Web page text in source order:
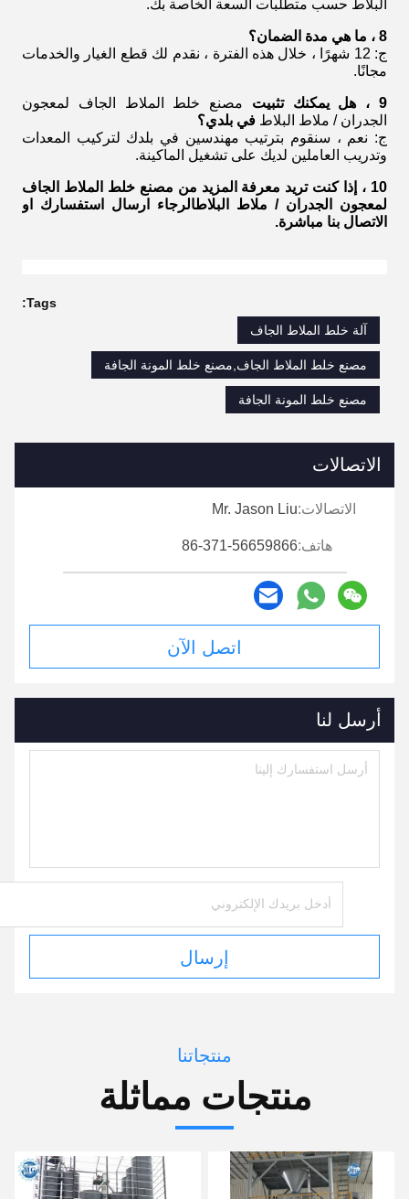
البلاط حسب متطلبات السعة الخاصة بك.
8 ، ما هي مدة الضمان؟
ج: 12 شهرًا ، خلال هذه الفترة ، نقدم لك قطع الغيار والخدمات
مجانًا.
9 ، هل يمكنك تثبيت
مصنع خلط الملاط الجاف لمعجون
الجدران / ملاط ​​البلاط في بلدي؟
ج: نعم ، سنقوم بترتيب مهندسين في بلدك لتركيب المعدات
وتدريب العاملين لديك على تشغيل الماكينة.
10 ، إذا كنت تريد معرفة المزيد من
مصنع خلط الملاط الجاف
لمعجون الجدران / ملاط ​​البلاطالرجاء ارسال استفسارك او
الاتصال بنا مباشرة.
Tags:
آلة خلط الملاط الجاف
مصنع خلط الملاط الجاف,مصنع خلط المونة الجافة
مصنع خلط المونة الجافة
الاتصالات
الاتصالات:Mr. Jason Liu
هاتف:86-371-56659866
اتصل الآن
أرسل لنا
إرسال
منتجاتنا
منتجات مماثلة